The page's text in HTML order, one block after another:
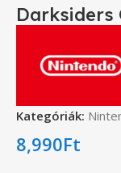
Darksiders
Kategóriák:
8,990Ft